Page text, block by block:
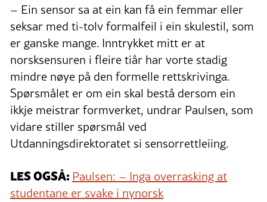
– Ein sensor sa at ein kan få ein femmar eller
seksar med ti-tolv formalfeil i ein skulestil, som
er ganske mange. Inntrykket mitt er at
norsksensuren i fleire tiår har vorte stadig
mindre nøye på den formelle rettskrivinga.
Spørsmålet er om ein skal bestå dersom ein
ikkje meistrar formverket, undrar Paulsen, som
vidare stiller spørsmål ved
Utdanningsdirektoratet si sensorrettleiing.
LES OGSÅ: Paulsen: – Inga overrasking at
studentane er svake i nynorsk